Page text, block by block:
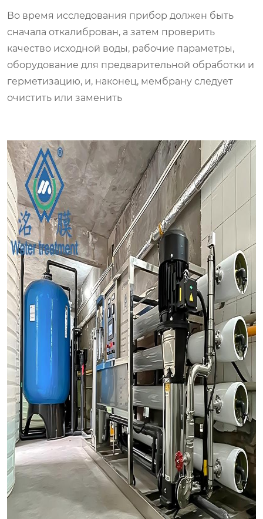
Во время исследования прибор должен быть
сначала откалиброван, а затем проверить
качество исходной воды, рабочие параметры,
оборудование для предварительной обработки и
герметизацию, и, наконец, мембрану следует
очистить или заменить